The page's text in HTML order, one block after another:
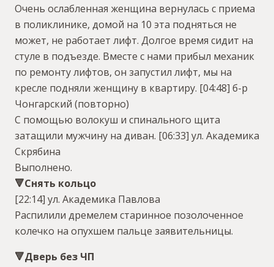
Очень ослабленная женщина вернулась с приема
в поликлинике, домой на 10 эта подняться не
может, не работает лифт. Долгое время сидит на
стуле в подъезде. Вместе с нами прибыл механик
по ремонту лифтов, он запустил лифт, мы на
кресле подняли женщину в квартиру. [04:48] б-р
Чонгарский (повторно)
С помощью волокуш и спинального щита
затащили мужчину на диван. [06:33] ул. Академика
Скрябина
Выполнено.
🔻Снять кольцо
[22:14] ул. Академика Павлова
Распилили дремелем старинное позолоченное
колечко на опухшем пальце заявительницы.
🔻Дверь без ЧП